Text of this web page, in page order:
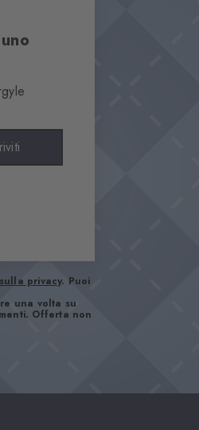
privacy. Puoi
una volta su
Offerta non